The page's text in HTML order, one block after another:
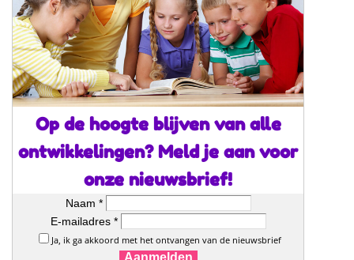
Op de hoogte blijven van alle
ontwikkelingen? Meld je aan voor
onze nieuwsbrief!
Naam *
E-mailadres *
Ja, ik ga akkoord met het ontvangen van de nieuwsbrief
Aanmelden